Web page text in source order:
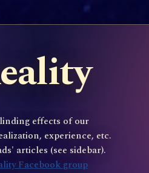
effects of our
experience, etc.
articles (see sidebar).
Facebook group